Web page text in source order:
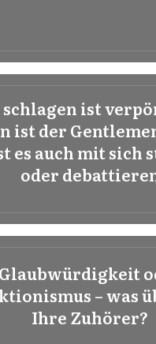
schlagen ist
ist der
es auch mit sich
oder
Glaubwürdigkeit
– was
Ihre Zuhörer?